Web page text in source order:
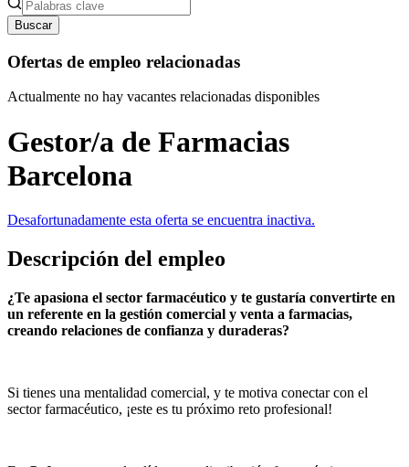
Buscar
Ofertas de empleo relacionadas
Actualmente no hay vacantes relacionadas disponibles
Gestor/a de Farmacias
Barcelona
Desafortunadamente esta oferta se encuentra inactiva.
Descripción del empleo
¿Te apasiona el sector farmacéutico y te gustaría convertirte en
un referente en la gestión comercial y venta a farmacias,
creando relaciones de confianza y duraderas?
Si tienes una mentalidad comercial, y te motiva conectar con el
sector farmacéutico, ¡este es tu próximo reto profesional!